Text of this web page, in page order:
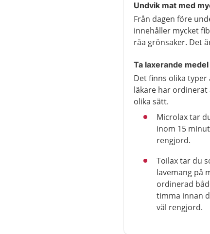
Undvik mat med
Från dagen före
innehåller mycket
råa grönsaker. Det
Ta laxerande medel
Det finns olika typer
läkare har ordinerat
olika sätt.
Microlax tar
inom 15
rengjord.
Toilax tar du
lavemang på
ordinerad
timma innan
väl rengjord.